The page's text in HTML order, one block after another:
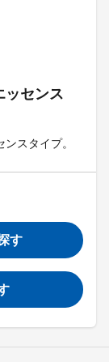
ッセンス
スタイプ。
す